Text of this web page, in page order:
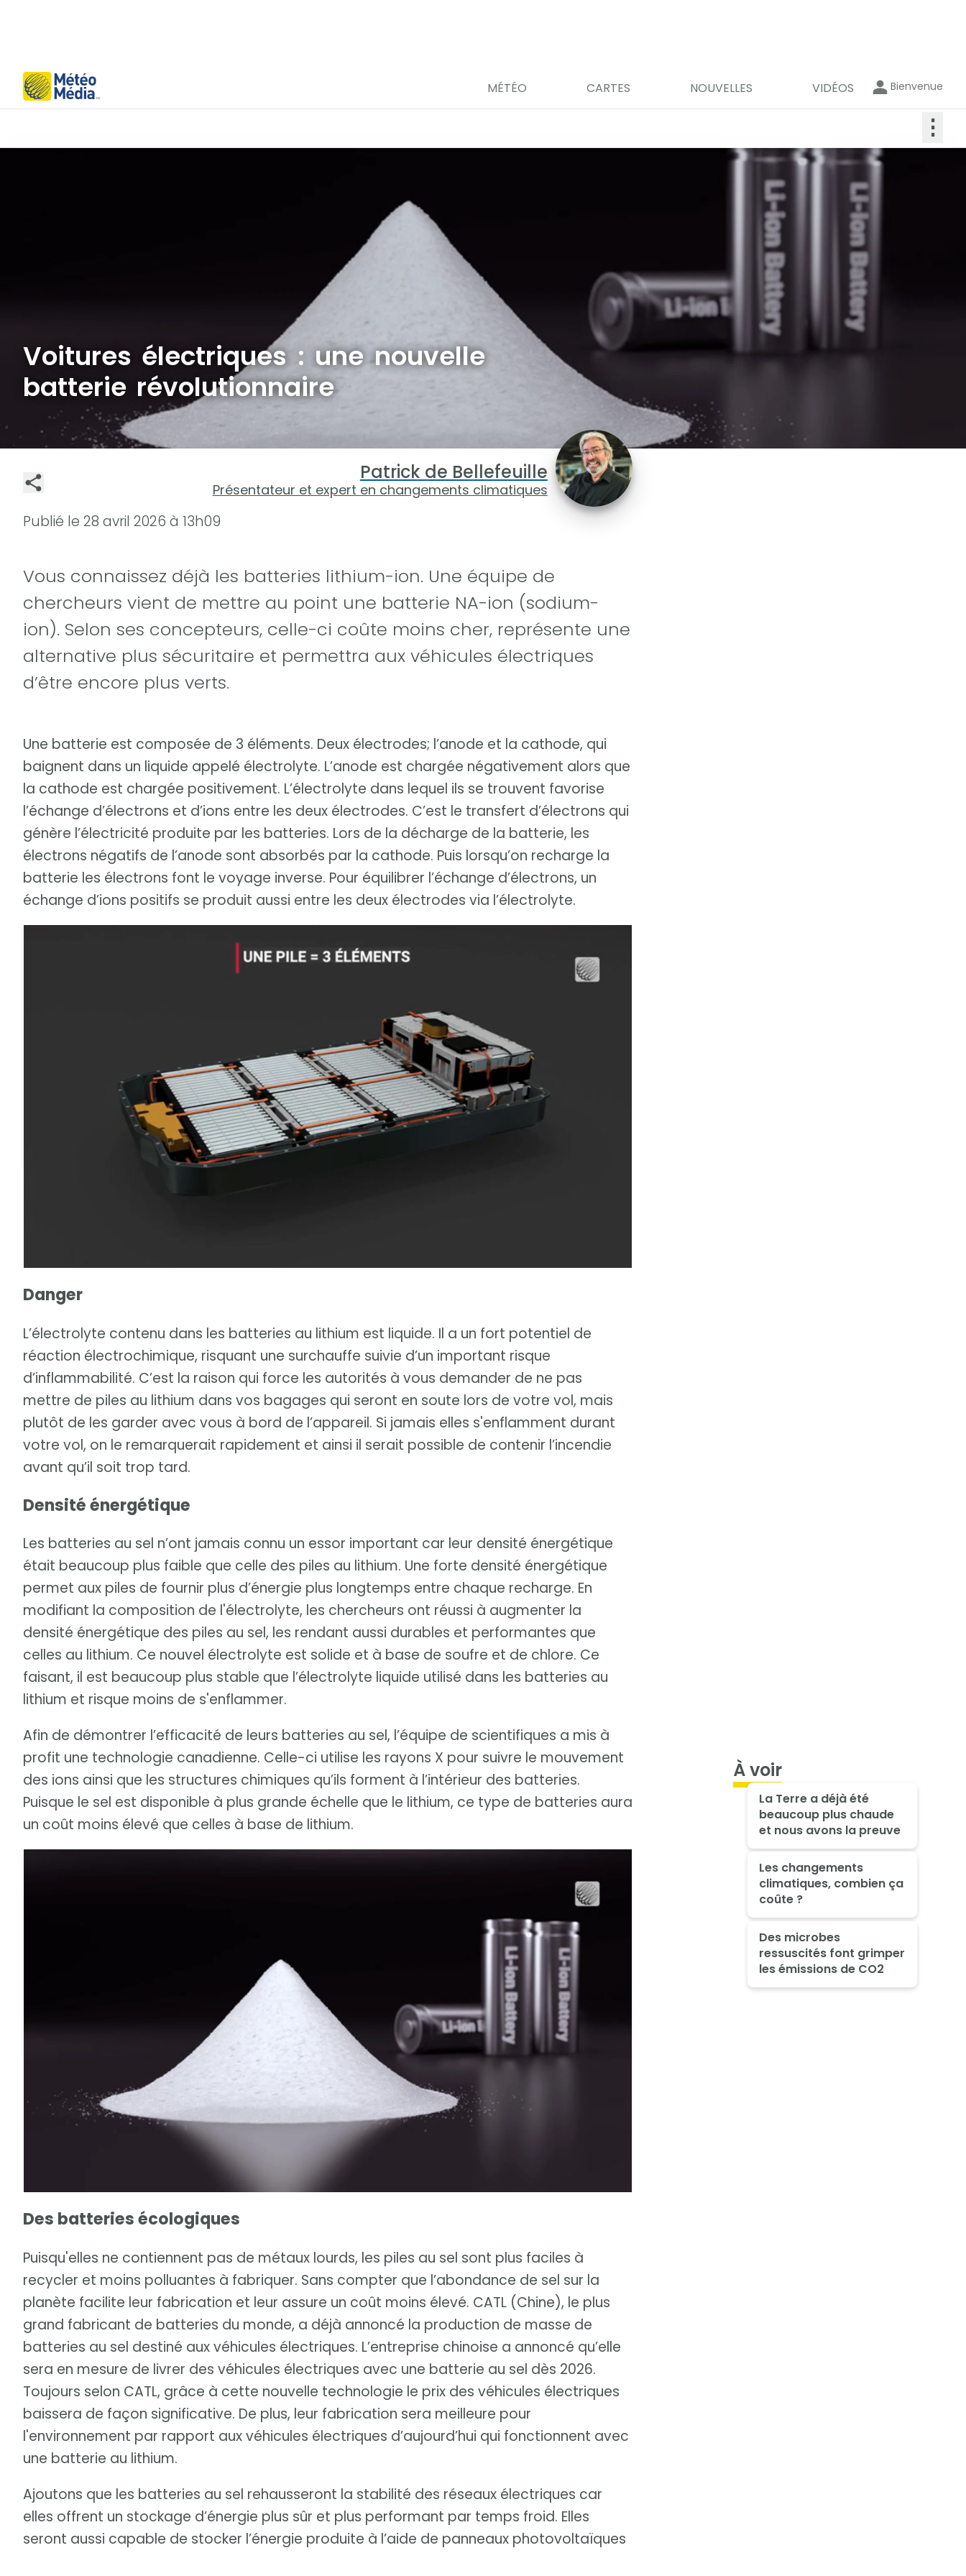
MÉTÉO CARTES NOUVELLES VIDÉOS Bienvenue
⋮
Voitures électriques : une nouvelle
batterie révolutionnaire
Patrick de Bellefeuille
Présentateur et expert en changements climatiques
Publié le 28 avril 2026 à 13h09
Vous connaissez déjà les batteries lithium-ion. Une équipe de
chercheurs vient de mettre au point une batterie NA-ion (sodium-
ion). Selon ses concepteurs, celle-ci coûte moins cher, représente une
alternative plus sécuritaire et permettra aux véhicules électriques
d’être encore plus verts.
Une batterie est composée de 3 éléments. Deux électrodes; l’anode et la cathode, qui
baignent dans un liquide appelé électrolyte. L’anode est chargée négativement alors que
la cathode est chargée positivement. L’électrolyte dans lequel ils se trouvent favorise
l’échange d’électrons et d’ions entre les deux électrodes. C’est le transfert d’électrons qui
génère l’électricité produite par les batteries. Lors de la décharge de la batterie, les
électrons négatifs de l’anode sont absorbés par la cathode. Puis lorsqu’on recharge la
batterie les électrons font le voyage inverse. Pour équilibrer l’échange d’électrons, un
échange d’ions positifs se produit aussi entre les deux électrodes via l’électrolyte.
Danger
L’électrolyte contenu dans les batteries au lithium est liquide. Il a un fort potentiel de
réaction électrochimique, risquant une surchauffe suivie d’un important risque
d’inflammabilité. C’est la raison qui force les autorités à vous demander de ne pas
mettre de piles au lithium dans vos bagages qui seront en soute lors de votre vol, mais
plutôt de les garder avec vous à bord de l’appareil. Si jamais elles s'enflamment durant
votre vol, on le remarquerait rapidement et ainsi il serait possible de contenir l’incendie
avant qu’il soit trop tard.
Densité énergétique
Les batteries au sel n’ont jamais connu un essor important car leur densité énergétique
était beaucoup plus faible que celle des piles au lithium. Une forte densité énergétique
permet aux piles de fournir plus d’énergie plus longtemps entre chaque recharge. En
modifiant la composition de l'électrolyte, les chercheurs ont réussi à augmenter la
densité énergétique des piles au sel, les rendant aussi durables et performantes que
celles au lithium. Ce nouvel électrolyte est solide et à base de soufre et de chlore. Ce
faisant, il est beaucoup plus stable que l’électrolyte liquide utilisé dans les batteries au
lithium et risque moins de s'enflammer.
Afin de démontrer l’efficacité de leurs batteries au sel, l’équipe de scientifiques a mis à
profit une technologie canadienne. Celle-ci utilise les rayons X pour suivre le mouvement
des ions ainsi que les structures chimiques qu’ils forment à l’intérieur des batteries.
Puisque le sel est disponible à plus grande échelle que le lithium, ce type de batteries aura
un coût moins élevé que celles à base de lithium.
Des batteries écologiques
Puisqu'elles ne contiennent pas de métaux lourds, les piles au sel sont plus faciles à
recycler et moins polluantes à fabriquer. Sans compter que l’abondance de sel sur la
planète facilite leur fabrication et leur assure un coût moins élevé. CATL (Chine), le plus
grand fabricant de batteries du monde, a déjà annoncé la production de masse de
batteries au sel destiné aux véhicules électriques. L’entreprise chinoise a annoncé qu’elle
sera en mesure de livrer des véhicules électriques avec une batterie au sel dès 2026.
Toujours selon CATL, grâce à cette nouvelle technologie le prix des véhicules électriques
baissera de façon significative. De plus, leur fabrication sera meilleure pour
l'environnement par rapport aux véhicules électriques d’aujourd’hui qui fonctionnent avec
une batterie au lithium.
Ajoutons que les batteries au sel rehausseront la stabilité des réseaux électriques car
elles offrent un stockage d’énergie plus sûr et plus performant par temps froid. Elles
seront aussi capable de stocker l’énergie produite à l’aide de panneaux photovoltaïques
À voir
La Terre a déjà été
beaucoup plus chaude
et nous avons la preuve
Les changements
climatiques, combien ça
coûte ?
Des microbes
ressuscités font grimper
les émissions de CO2